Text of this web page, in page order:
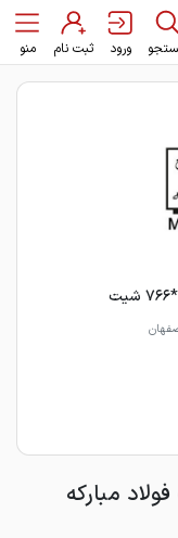
ورود ثبت نام منو
لیست فروشندگان قلع اندود ۰٫۱۸ فولاد مبارکه